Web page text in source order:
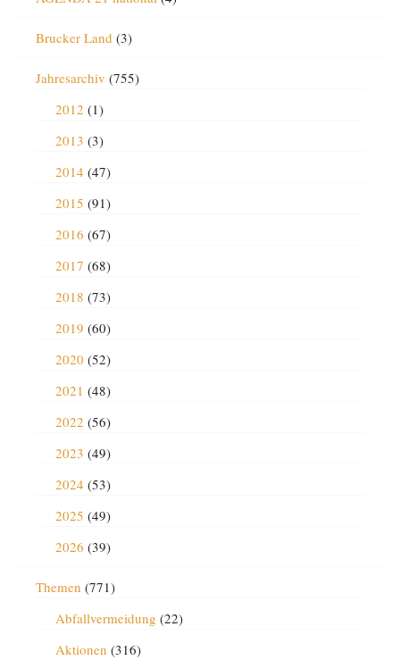
Brucker Land (3)
Jahresarchiv (755)
2012 (1)
2013 (3)
2014 (47)
2015 (91)
2016 (67)
2017 (68)
2018 (73)
2019 (60)
2020 (52)
2021 (48)
2022 (56)
2023 (49)
2024 (53)
2025 (49)
2026 (39)
Themen (771)
Abfallvermeidung (22)
Aktionen (316)